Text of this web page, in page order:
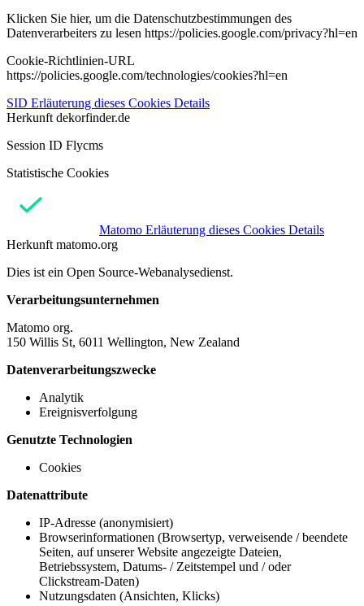
Klicken Sie hier, um die Datenschutzbestimmungen des
Datenverarbeiters zu lesen https://policies.google.com/privacy?hl=en
Cookie-Richtlinien-URL
https://policies.google.com/technologies/cookies?hl=en
SID Erläuterung dieses Cookies Details
Herkunft dekorfinder.de
Session ID Flycms
Statistische Cookies
Matomo Erläuterung dieses Cookies Details
Herkunft matomo.org
Dies ist ein Open Source-Webanalysedienst.
Verarbeitungsunternehmen
Matomo org.
150 Willis St, 6011 Wellington, New Zealand
Datenverarbeitungszwecke
Analytik
Ereignisverfolgung
Genutzte Technologien
Cookies
Datenattribute
IP-Adresse (anonymisiert)
Browserinformationen (Browsertyp, verweisende / beendete
Seiten, auf unserer Website angezeigte Dateien,
Betriebssystem, Datums- / Zeitstempel und / oder
Clickstream-Daten)
Nutzungsdaten (Ansichten, Klicks)